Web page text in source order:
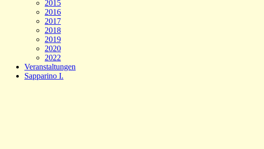
2015
2016
2017
2018
2019
2020
2022
Veranstaltungen
Sapparino I.